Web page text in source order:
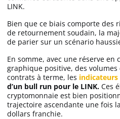
LINK.
Bien que ce biais comporte des
de retournement soudain, la
de parier sur un scénario
En somme, avec une réserve
graphique positive, des
contrats à terme, les indicateurs
d’un bull run pour le LINK. Ces
cryptomonnaie est bien
trajectoire ascendante une fois
dollars franchie.